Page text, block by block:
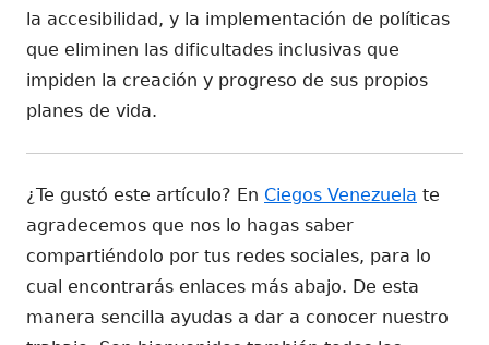
la accesibilidad, y la implementación de políticas
que eliminen las dificultades inclusivas que
impiden la creación y progreso de sus propios
planes de vida.
¿Te gustó este artículo? En Ciegos Venezuela te
agradecemos que nos lo hagas saber
compartiéndolo por tus redes sociales, para lo
cual encontrarás enlaces más abajo. De esta
manera sencilla ayudas a dar a conocer nuestro